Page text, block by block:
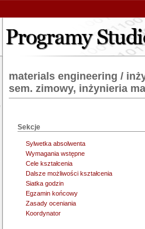
materials engineering /
sem. zimowy, inżynieria
Sekcje
Sylwetka absolwenta
Wymagania wstępne
Cele kształcenia
Dalsze możliwości kształcenia
Siatka godzin
Egzamin końcowy
Zasady oceniania
Koordynator